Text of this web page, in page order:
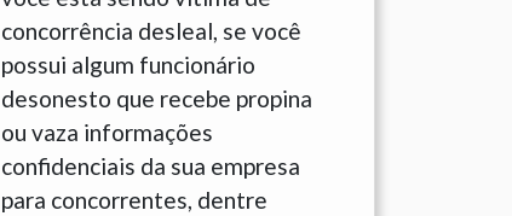
concorrência desleal, se você
possui algum funcionário
desonesto que recebe propina
ou vaza informações
confidenciais da sua empresa
para concorrentes, dentre